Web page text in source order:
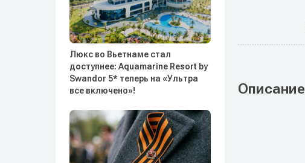
Люкс во Вьетнаме стал
доступнее: Aquamarine Resort by
Swandor 5* теперь на «Ультра
все включено»!
Описание